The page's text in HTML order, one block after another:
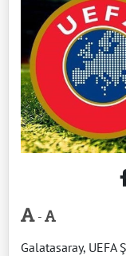
-
Galatasaray,